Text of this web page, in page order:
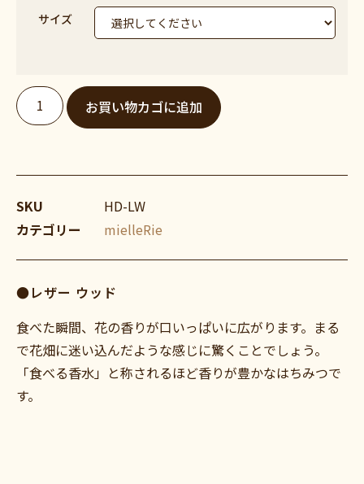
サイズ
お買い物カゴに追加
SKU
HD-LW
カテゴリー
mielleRie
●レザー ウッド
食べた瞬間、花の香りが口いっぱいに広がります。まる
で花畑に迷い込んだような感じに驚くことでしょう。
「食べる香水」と称されるほど香りが豊かなはちみつで
す。